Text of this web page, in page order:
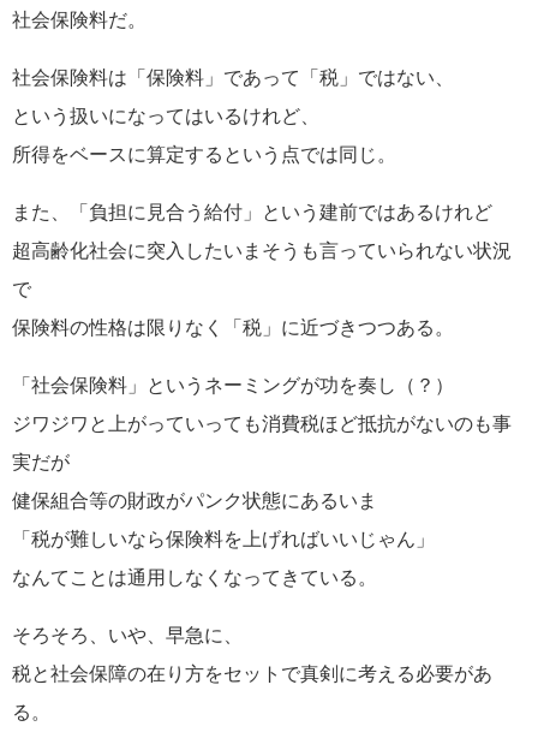
社会保険料だ。
社会保険料は「保険料」であって「税」ではない、
という扱いになってはいるけれど、
所得をベースに算定するという点では同じ。
また、「負担に見合う給付」という建前ではあるけれど
超高齢化社会に突入したいまそうも言っていられない状況
で
保険料の性格は限りなく「税」に近づきつつある。
「社会保険料」というネーミングが功を奏し（？）
ジワジワと上がっていっても消費税ほど抵抗がないのも事
実だが
健保組合等の財政がパンク状態にあるいま
「税が難しいなら保険料を上げればいいじゃん」
なんてことは通用しなくなってきている。
そろそろ、いや、早急に、
税と社会保障の在り方をセットで真剣に考える必要があ
る。